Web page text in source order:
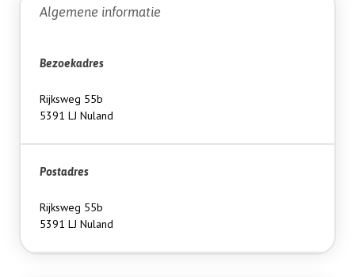
Algemene informatie
Bezoekadres
Rijksweg 55b
5391 LJ Nuland
Postadres
Rijksweg 55b
5391 LJ Nuland